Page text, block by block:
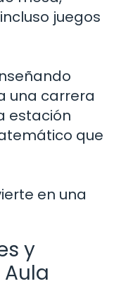
juegos
una carrera
estación
que
en una
y